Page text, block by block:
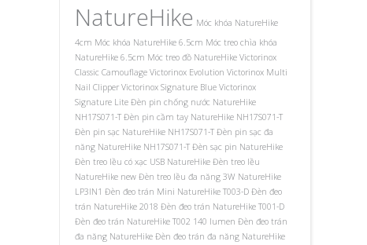
NatureHike Móc khóa NatureHike
4cm Móc khóa NatureHike 6.5cm Móc treo chìa khóa
NatureHike 6.5cm Móc treo đồ NatureHike Victorinox
Classic Camouflage Victorinox Evolution Victorinox Multi
Nail Clipper Victorinox Signature Blue Victorinox
Signature Lite Đèn pin chống nước NatureHike
NH17S071-T Đèn pin cầm tay NatureHike NH17S071-T
Đèn pin sạc NatureHike NH17S071-T Đèn pin sạc đa
năng NatureHike NH17S071-T Đèn sạc pin NatureHike
Đèn treo lều có xạc USB NatureHike Đèn treo lều
NatureHike new Đèn treo lều đa năng 3W NatureHike
LP3IN1 Đèn đeo trán Mini NatureHike T003-D Đèn đeo
trán NatureHike 2018 Đèn đeo trán NatureHike T001-D
Đèn đeo trán NatureHike T002 140 lumen Đèn đeo trán
đa năng NatureHike Đèn đeo trán đa năng NatureHike